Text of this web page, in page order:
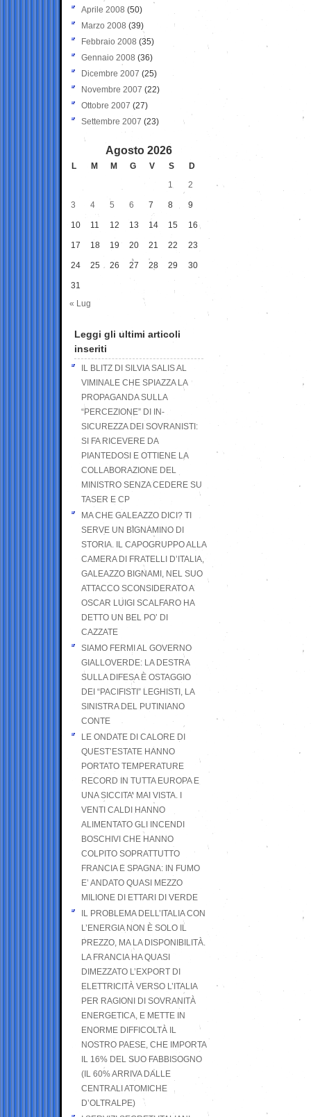
Aprile 2008 (50)
Marzo 2008 (39)
Febbraio 2008 (35)
Gennaio 2008 (36)
Dicembre 2007 (25)
Novembre 2007 (22)
Ottobre 2007 (27)
Settembre 2007 (23)
Agosto 2026
L M M G V S
D
1
2
3 4 5 6 7 8 9
10 11 12 13 14 15 16
17 18 19 20 21 22 23
24 25 26 27 28 29 30
31
« Lug
Leggi gli ultimi articoli
inseriti
IL BLITZ DI SILVIA SALIS AL
VIMINALE CHE SPIAZZA LA
PROPAGANDA SULLA
“PERCEZIONE” DI IN-
SICUREZZA DEI SOVRANISTI:
SI FA RICEVERE DA
PIANTEDOSI E OTTIENE LA
COLLABORAZIONE DEL
MINISTRO SENZA CEDERE SU
TASER E CP
MA CHE GALEAZZO DICI? TI
SERVE UN BIGNAMINO DI
STORIA. IL CAPOGRUPPO ALLA
CAMERA DI FRATELLI D’ITALIA,
GALEAZZO BIGNAMI, NEL SUO
ATTACCO SCONSIDERATO A
OSCAR LUIGI SCALFARO HA
DETTO UN BEL PO’ DI
CAZZATE
SIAMO FERMI AL GOVERNO
GIALLOVERDE: LA DESTRA
SULLA DIFESA È OSTAGGIO
DEI “PACIFISTI” LEGHISTI, LA
SINISTRA DEL PUTINIANO
CONTE
LE ONDATE DI CALORE DI
QUEST’ESTATE HANNO
PORTATO TEMPERATURE
RECORD IN TUTTA EUROPA E
UNA SICCITA’ MAI VISTA. I
VENTI CALDI HANNO
ALIMENTATO GLI INCENDI
BOSCHIVI CHE HANNO
COLPITO SOPRATTUTTO
FRANCIA E SPAGNA: IN FUMO
E’ ANDATO QUASI MEZZO
MILIONE DI ETTARI DI VERDE
IL PROBLEMA DELL’ITALIA CON
L’ENERGIA NON È SOLO IL
PREZZO, MA LA DISPONIBILITÀ.
LA FRANCIA HA QUASI
DIMEZZATO L’EXPORT DI
ELETTRICITÀ VERSO L’ITALIA
PER RAGIONI DI SOVRANITÀ
ENERGETICA, E METTE IN
ENORME DIFFICOLTÀ IL
NOSTRO PAESE, CHE IMPORTA
IL 16% DEL SUO FABBISOGNO
(IL 60% ARRIVA DALLE
CENTRALI ATOMICHE
D’OLTRALPE)